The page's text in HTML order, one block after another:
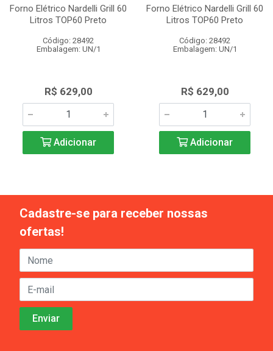
Forno Elétrico Nardelli Grill 60
Litros TOP60 Preto
Código: 28492
Embalagem: UN/1
R$ 629,00
Adicionar
Forno Elétrico Nardelli Grill 60
Litros TOP60 Preto
Código: 28492
Embalagem: UN/1
R$ 629,00
Adicionar
Cadastre-se para receber nossas
ofertas!